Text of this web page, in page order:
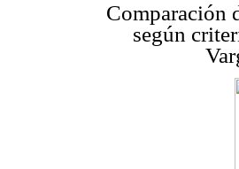
Comparación
según